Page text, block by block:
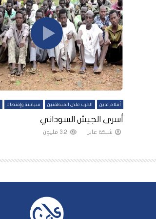
شاهد لاحقاً
أفلام عاين الحرب على المنطقتين سياسة وإقتصاد
أسرى الجيش السوداني
شبكة عاين 3.2 مليون